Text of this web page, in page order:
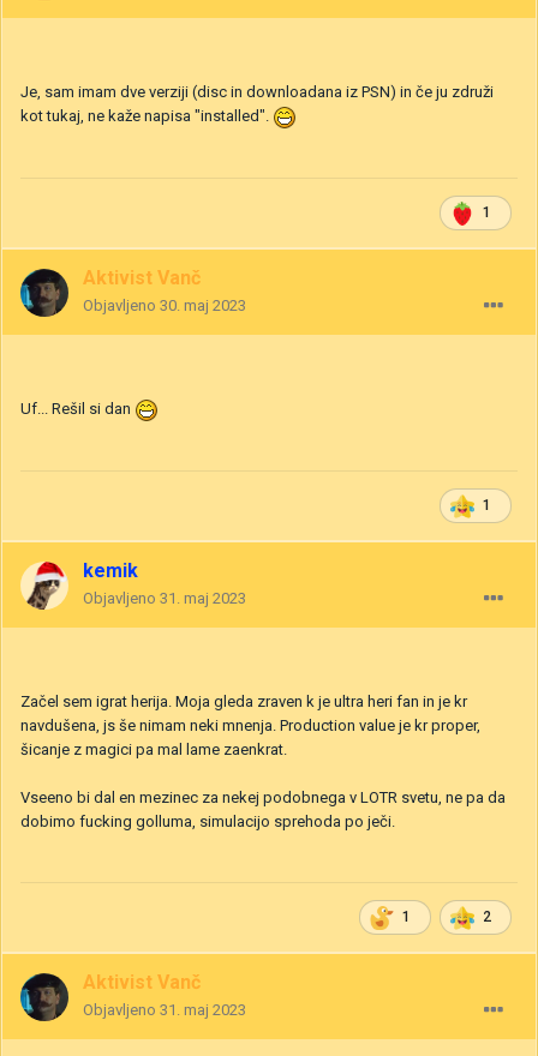
Je, sam imam dve verziji (disc in downloadana iz PSN) in če ju združi
kot tukaj, ne kaže napisa "installed".
1
Aktivist Vanč
Objavljeno 30. maj 2023
Uf... Rešil si dan
1
kemik
Objavljeno 31. maj 2023
Začel sem igrat herija. Moja gleda zraven k je ultra heri fan in je kr
navdušena, js še nimam neki mnenja. Production value je kr proper,
šicanje z magici pa mal lame zaenkrat.
Vseeno bi dal en mezinec za nekej podobnega v LOTR svetu, ne pa da
dobimo fucking golluma, simulacijo sprehoda po ječi.
1 2
Aktivist Vanč
Objavljeno 31. maj 2023